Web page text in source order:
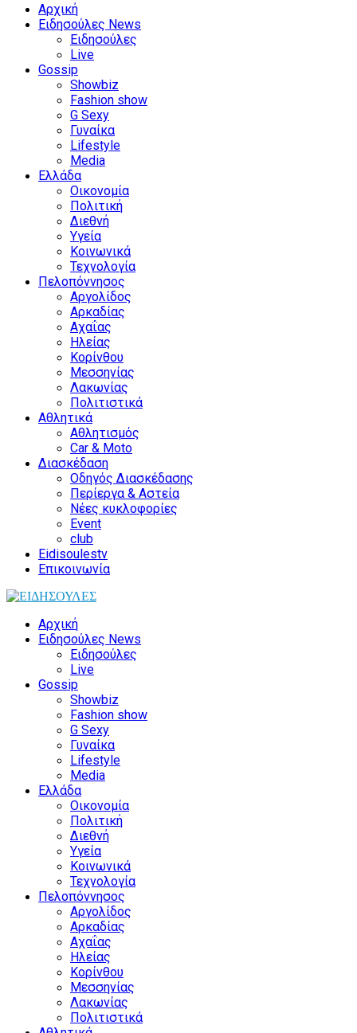
Αρχική
Ειδησούλες News
Ειδησούλες
Live
Gossip
Showbiz
Fashion show
G Sexy
Γυναίκα
Lifestyle
Media
Ελλάδα
Οικονομία
Πολιτική
Διεθνή
Υγεία
Κοινωνικά
Τεχνολογία
Πελοπόννησος
Αργολίδος
Αρκαδίας
Αχαΐας
Ηλείας
Κορίνθου
Μεσσηνίας
Λακωνίας
Πολιτιστικά
Αθλητικά
Αθλητισμός
Car & Moto
Διασκέδαση
Οδηγός Διασκέδασης
Περίεργα & Αστεία
Νέες κυκλοφορίες
Event
club
Eidisoulestv
Επικοινωνία
Αρχική
Ειδησούλες News
Ειδησούλες
Live
Gossip
Showbiz
Fashion show
G Sexy
Γυναίκα
Lifestyle
Media
Ελλάδα
Οικονομία
Πολιτική
Διεθνή
Υγεία
Κοινωνικά
Τεχνολογία
Πελοπόννησος
Αργολίδος
Αρκαδίας
Αχαΐας
Ηλείας
Κορίνθου
Μεσσηνίας
Λακωνίας
Πολιτιστικά